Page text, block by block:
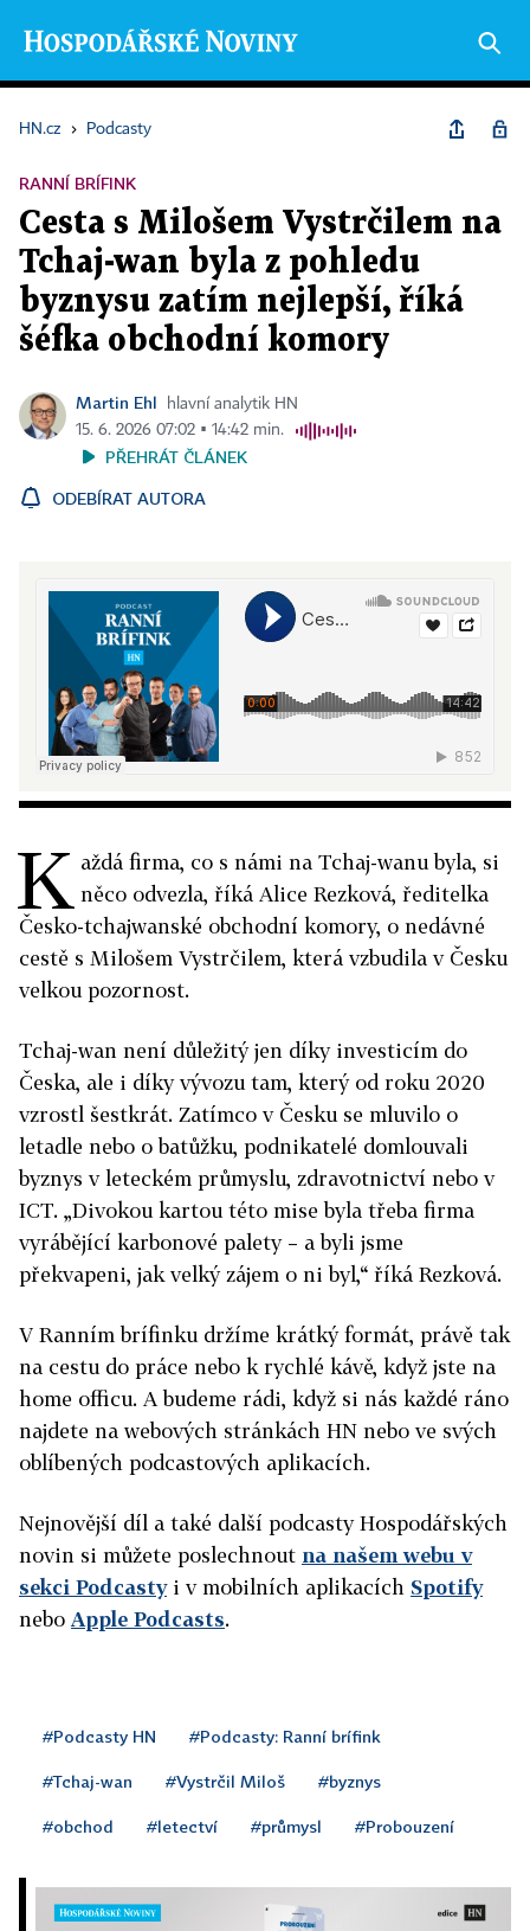
HN.cz › Podcasty
RANNÍ BRÍFINK
Cesta s Milošem Vystrčilem na
Tchaj-wan byla z pohledu
byznysu zatím nejlepší, říká
šéfka obchodní komory
Martin Ehl
hlavní analytik HN
15. 6. 2026 07:02 ▪ 14:42 min.
PŘEHRÁT ČLÁNEK
ODEBÍRAT AUTORA
K aždá firma, co s námi na Tchaj-wanu byla, si
něco odvezla, říká Alice Rezková, ředitelka
Česko-tchajwanské obchodní komory, o nedávné
cestě s Milošem Vystrčilem, která vzbudila v Česku
velkou pozornost.
Tchaj-wan není důležitý jen díky investicím do
Česka, ale i díky vývozu tam, který od roku 2020
vzrostl šestkrát. Zatímco v Česku se mluvilo o
letadle nebo o batůžku, podnikatelé domlouvali
byznys v leteckém průmyslu, zdravotnictví nebo v
ICT. „Divokou kartou této mise byla třeba firma
vyrábějící karbonové palety – a byli jsme
překvapeni, jak velký zájem o ni byl,“ říká Rezková.
V Ranním brífinku držíme krátký formát, právě tak
na cestu do práce nebo k rychlé kávě, když jste na
home officu. A budeme rádi, když si nás každé ráno
najdete na webových stránkách HN nebo ve svých
oblíbených podcastových aplikacích.
Nejnovější díl a také další podcasty Hospodářských
novin si můžete poslechnout na našem webu v
sekci Podcastyi v mobilních aplikacích Spotify
nebo Apple Podcasts.
#Podcasty HN #Podcasty: Ranní brífink
#Tchaj-wan #Vystrčil Miloš #byznys
#obchod #letectví #průmysl #Probouzení